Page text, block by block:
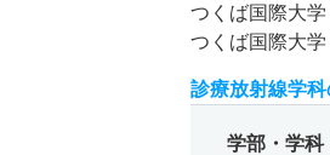
つくば国際大
つくば国際大
診療放射線学
学部・学科